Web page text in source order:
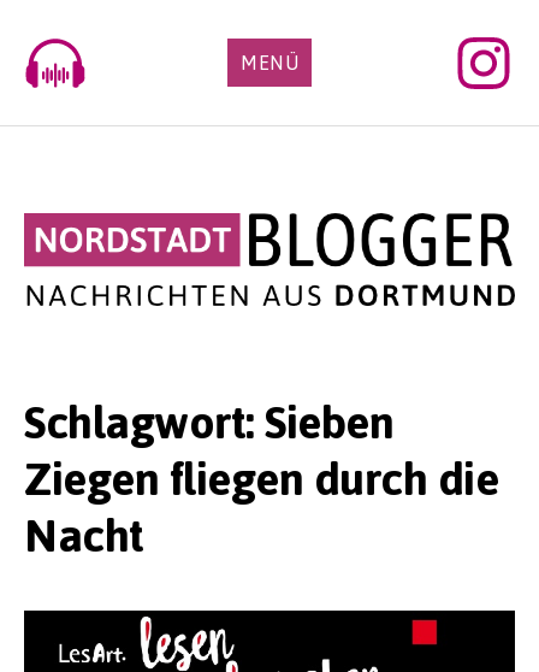
content
MENÜ
Schlagwort:Sieben
Ziegen fliegen durch die
Nacht